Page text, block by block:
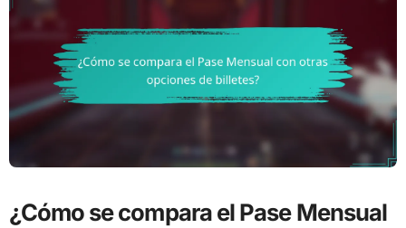
¿Cómo se compara el Pase Mensual